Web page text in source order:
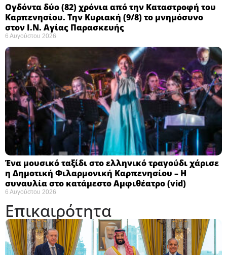
Ογδόντα δύο (82) χρόνια από την Καταστροφή του
Καρπενησίου. Την Κυριακή (9/8) το μνημόσυνο
στον Ι.Ν. Αγίας Παρασκευής
6 Αυγούστου 2026
Ένα μουσικό ταξίδι στο ελληνικό τραγούδι χάρισε
η Δημοτική Φιλαρμονική Καρπενησίου – Η
συναυλία στο κατάμεστο Αμφιθέατρο (vid)
6 Αυγούστου 2026
Επικαιρότητα